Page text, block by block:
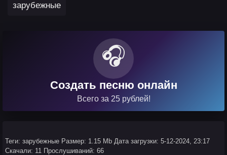
зарубежные
🎧
Создать песню онлайн
Всего за 25 рублей!
Теги: зарубежные Размер: 1.15 Mb Дата загрузки: 5-12-2024, 23:17
Скачали: 11 Прослушиваний: 66